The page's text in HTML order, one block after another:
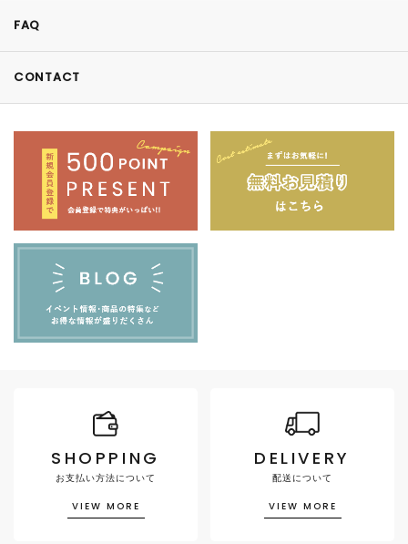
FAQ
CONTACT
SHOPPING
お支払い方法について
VIEW MORE
DELIVERY
配送について
VIEW MORE